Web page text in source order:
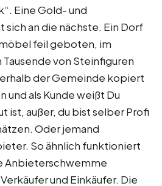
Eine Gold- und
an die nächste. Ein Dorf
feil geboten, im
von Steinfiguren
der Gemeinde kopiert
und als Kunde weißt Du
ist, außer, du bist selber Profi
Oder jemand
So ähnlich funktioniert
Anbieterschwemme
und Einkäufer. Die